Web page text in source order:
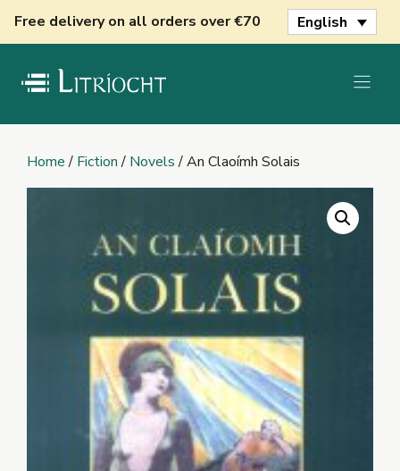
Free delivery on all orders over €70 English
Home/ Fiction/ Novels/ An Claoímh Solais